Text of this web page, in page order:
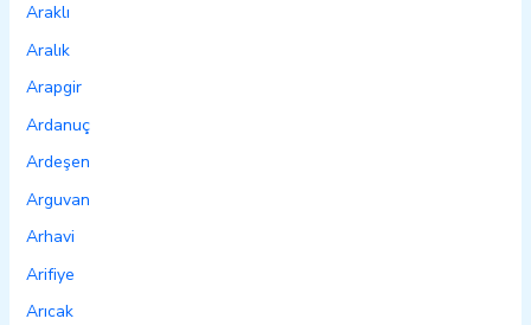
Araklı
Aralık
Arapgir
Ardanuç
Ardeşen
Arguvan
Arhavi
Arifiye
Arıcak